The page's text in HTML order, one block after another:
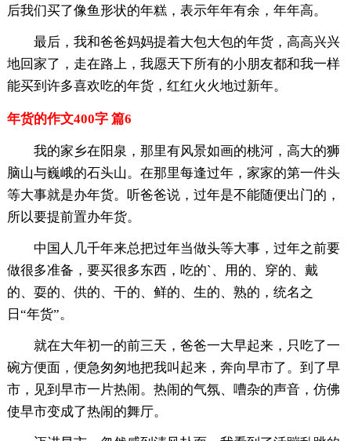
后我们买了像鱼形状的年糕，表示年年有余，年年高。
最后，我和爸爸妈妈提着大包大包的年货，高高兴兴
地回家了，走在路上，我愿天下所有的小朋友都和我一样
能买到许多喜欢吃的年货，红红火火地过新年。
年货的作文400字 篇6
我的家乡在阳泉，那里有风景如画的桃河，高大的狮
脑山与巍峨的石头山。在那里每逢过年，家家的第一件头
等大事就是办年货。听爸爸说，过年是不能随便出门的，
所以要提前置办年货。
中国人几千年来总把过年当做头等大事，过年之前要
做很多准备，要买很多东西，吃的`、用的、穿的、戴
的、耍的、供的、干的、鲜的、生的、熟的，统名之
日“年货”。
就在大年初一的前三天，爸爸一大早起来，只吃了一
碗方便面，便急匆匆地把我叫起来，奔向早市了。到了早
市，见到早市一片热闹。热闹的气氛、嘈杂的声音，仿佛
使早市变成了热闹的舞厅。